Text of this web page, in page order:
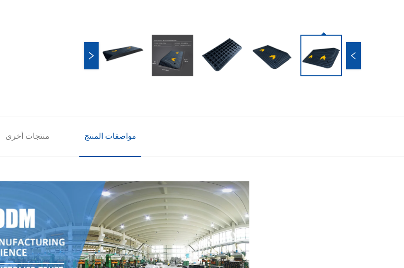
مواصفات المنتج منتجات أخرى